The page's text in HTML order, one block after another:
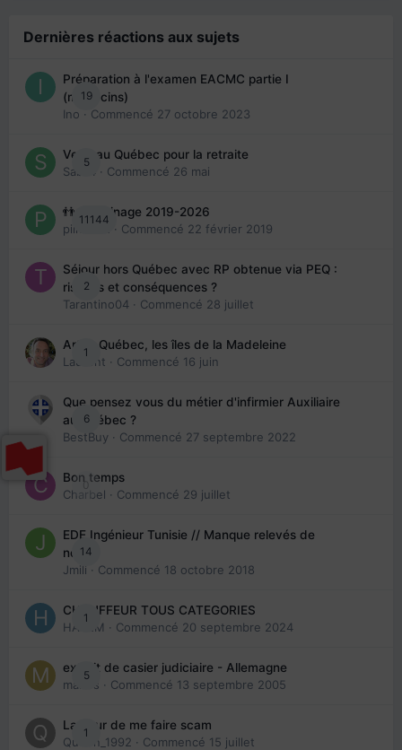
Dernières réactions aux sujets
19
Préparation à l'examen EACMC partie I
(médecins)
Ino · Commencé 27 octobre 2023
5
Venir au Québec pour la retraite
Sab74
· Commencé 26 mai
11144
👬 Parrainage 2019-2026
piinoush
· Commencé 22 février 2019
2
Séjour hors Québec avec RP obtenue via PEQ :
risques et conséquences ?
Tarantino04 · Commencé 28 juillet
1
Arte : Québec, les îles de la Madeleine
Laurent · Commencé 16 juin
6
Que pensez vous du métier d'infirmier Auxiliaire
au Québec ?
BestBuy · Commencé 27 septembre 2022
0
Bon temps
Charbel · Commencé 29 juillet
14
EDE Ingénieur Tunisie // Manque relevés de
note
Jmili · Commencé 18 octobre 2018
1
CHAUFFEUR TOUS CATEGORIES
HAZEM · Commencé 20 septembre 2024
5
extrait de casier judiciaire - Allemagne
maries · Commencé 13 septembre 2005
1
La peur de me faire scam
Queen_1992 · Commencé 15 juillet